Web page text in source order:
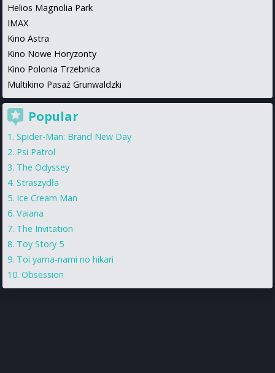
Helios Magnolia Park
IMAX
Kino Astra
Kino Nowe Horyzonty
Kino Polonia Trzebnica
Multikino Pasaż Grunwaldzki
Popular
Spider-Man: Brand New Day
Psi Patrol
The Odyssey
Straszydła
Ice Cream Man
Vaiana
The Invitation
Toy Story 5
Toi yama-nami no hikari
Obsession